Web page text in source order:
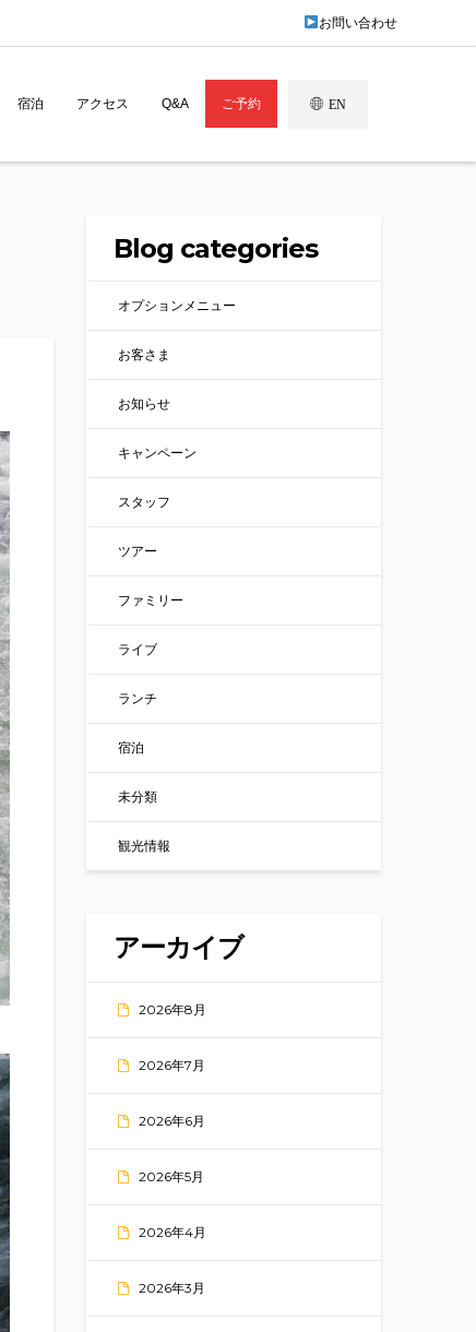
お問い合わせ
宿泊 アクセス Q&A ご予約 EN
Blog categories
オプションメニュー
お客さま
お知らせ
キャンペーン
スタッフ
ツアー
ファミリー
ライブ
ランチ
宿泊
未分類
観光情報
アーカイブ
2026年8月
2026年7月
2026年6月
2026年5月
2026年4月
2026年3月